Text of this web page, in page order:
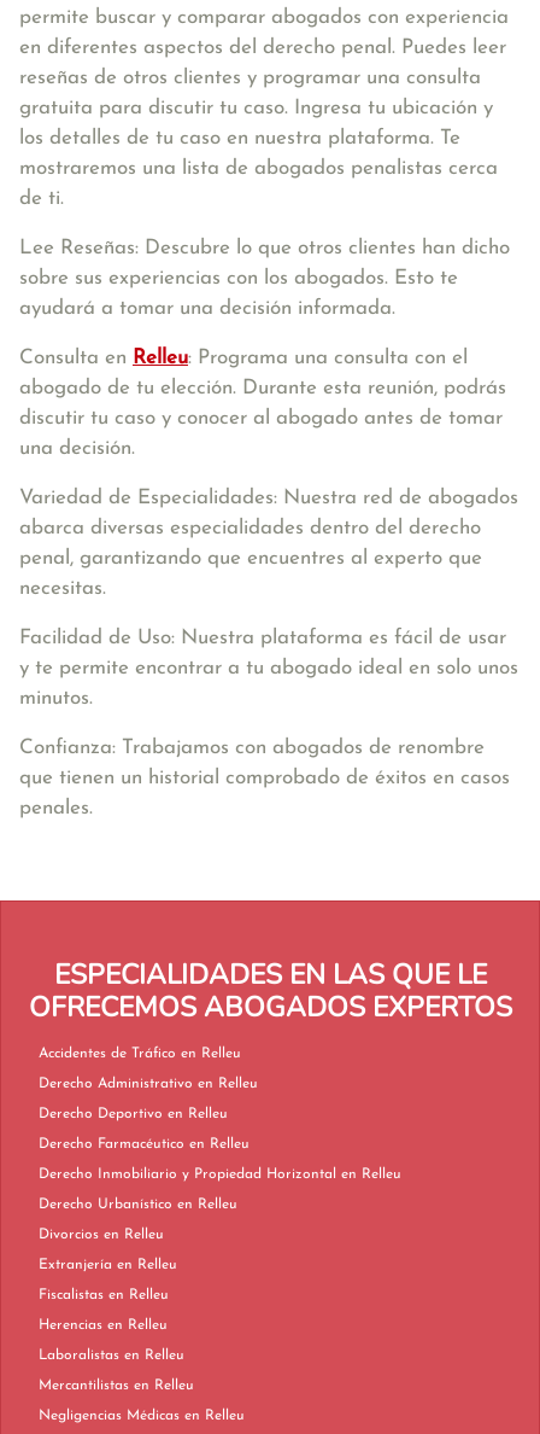
permite buscar y comparar abogados con experiencia
en diferentes aspectos del derecho penal. Puedes leer
reseñas de otros clientes y programar una consulta
gratuita para discutir tu caso. Ingresa tu ubicación y
los detalles de tu caso en nuestra plataforma. Te
mostraremos una lista de abogados penalistas cerca
de ti.
Lee Reseñas: Descubre lo que otros clientes han dicho
sobre sus experiencias con los abogados. Esto te
ayudará a tomar una decisión informada.
Consulta en Relleu: Programa una consulta con el
abogado de tu elección. Durante esta reunión, podrás
discutir tu caso y conocer al abogado antes de tomar
una decisión.
Variedad de Especialidades: Nuestra red de abogados
abarca diversas especialidades dentro del derecho
penal, garantizando que encuentres al experto que
necesitas.
Facilidad de Uso: Nuestra plataforma es fácil de usar
y te permite encontrar a tu abogado ideal en solo unos
minutos.
Confianza: Trabajamos con abogados de renombre
que tienen un historial comprobado de éxitos en casos
penales.
ESPECIALIDADES EN LAS QUE LE
OFRECEMOS ABOGADOS EXPERTOS
Accidentes de Tráfico en Relleu
Derecho Administrativo en Relleu
Derecho Deportivo en Relleu
Derecho Farmacéutico en Relleu
Derecho Inmobiliario y Propiedad Horizontal en Relleu
Derecho Urbanístico en Relleu
Divorcios en Relleu
Extranjería en Relleu
Fiscalistas en Relleu
Herencias en Relleu
Laboralistas en Relleu
Mercantilistas en Relleu
Negligencias Médicas en Relleu